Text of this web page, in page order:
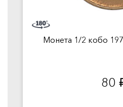
Монета 1/2 кобо
80